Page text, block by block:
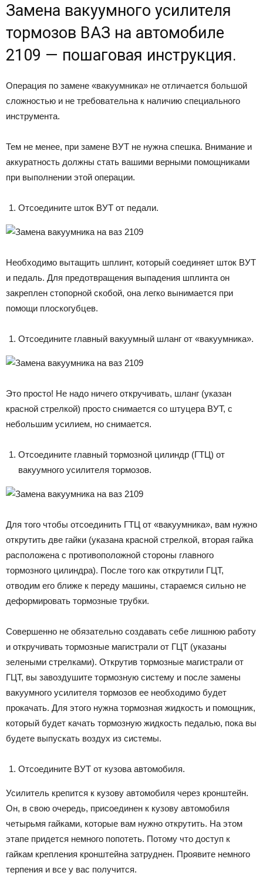
Замена вакуумного усилителя
тормозов ВАЗ на автомобиле
2109 — пошаговая инструкция.
Операция по замене «вакуумника» не отличается большой
сложностью и не требовательна к наличию специального
инструмента.
Тем не менее, при замене ВУТ не нужна спешка. Внимание и
аккуратность должны стать вашими верными помощниками
при выполнении этой операции.
Отсоедините шток ВУТ от педали.
Необходимо вытащить шплинт, который соединяет шток ВУТ
и педаль. Для предотвращения выпадения шплинта он
закреплен стопорной скобой, она легко вынимается при
помощи плоскогубцев.
Отсоедините главный вакуумный шланг от «вакуумника».
Это просто! Не надо ничего откручивать, шланг (указан
красной стрелкой) просто снимается со штуцера ВУТ, с
небольшим усилием, но снимается.
Отсоедините главный тормозной цилиндр (ГТЦ) от
вакуумного усилителя тормозов.
Для того чтобы отсоединить ГТЦ от «вакуумника», вам нужно
открутить две гайки (указана красной стрелкой, вторая гайка
расположена с противоположной стороны главного
тормозного цилиндра). После того как открутили ГЦТ,
отводим его ближе к переду машины, стараемся сильно не
деформировать тормозные трубки.
Совершенно не обязательно создавать себе лишнюю работу
и откручивать тормозные магистрали от ГЦТ (указаны
зелеными стрелками). Открутив тормозные магистрали от
ГЦТ, вы завоздушите тормозную систему и после замены
вакуумного усилителя тормозов ее необходимо будет
прокачать. Для этого нужна тормозная жидкость и помощник,
который будет качать тормозную жидкость педалью, пока вы
будете выпускать воздух из системы.
Отсоедините ВУТ от кузова автомобиля.
Усилитель крепится к кузову автомобиля через кронштейн.
Он, в свою очередь, присоединен к кузову автомобиля
четырьмя гайками, которые вам нужно открутить. На этом
этапе придется немного попотеть. Потому что доступ к
гайкам крепления кронштейна затруднен. Проявите немного
терпения и все у вас получится.